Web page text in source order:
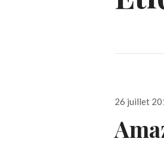
Publié
26 juillet